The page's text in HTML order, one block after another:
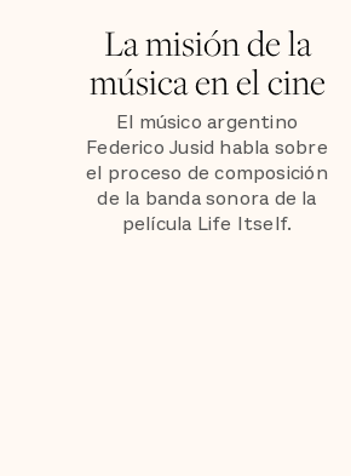
La misión de la
música en el cine
El músico argentino
Federico Jusid habla sobre
el proceso de composición
de la banda sonora de la
película Life Itself.